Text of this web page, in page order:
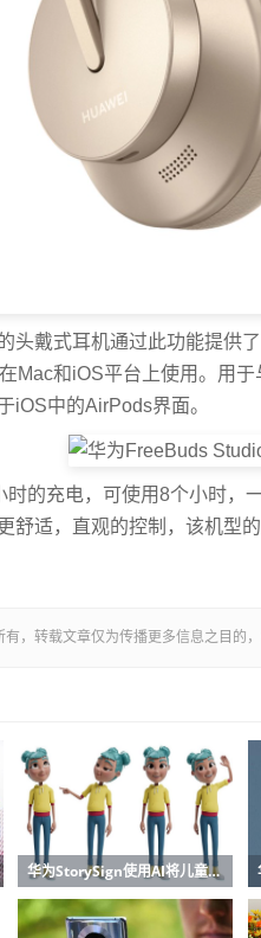
头戴式耳机通过此功能提供
Mac和iOS平台上使用。用
iOS中的AirPods界面。
时的充电，可使用8个小时，
舒适，直观的控制，该机型的
，转载文章仅为传播更多信息之目的
华为StorySign使用AI将儿童读物翻译成手语